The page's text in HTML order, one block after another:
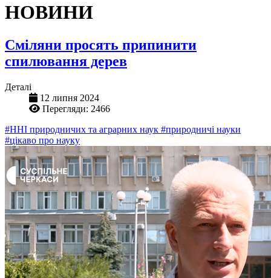
НОВИНИ
Сміляни просять припинити
спилювання дерев
Деталі
12 липня 2024
Перегляди: 2466
#ННІ природничих та аграрних наук #природничі науки
#цікаво про науку